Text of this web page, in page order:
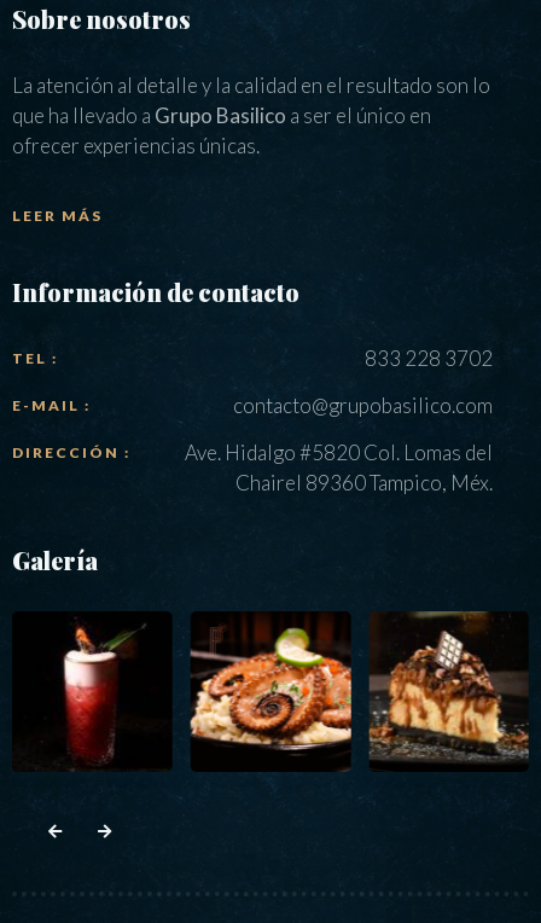
Sobre nosotros
La atención al detalle y la calidad en el resultado son lo
que ha llevado a Grupo Basilico a ser el único en
ofrecer experiencias únicas.
LEER MÁS
Información de contacto
TEL : 833 228 3702
E-MAIL : contacto@grupobasilico.com
DIRECCIÓN :
Ave. Hidalgo #5820 Col. Lomas del
Chairel 89360 Tampico, Méx.
Galería